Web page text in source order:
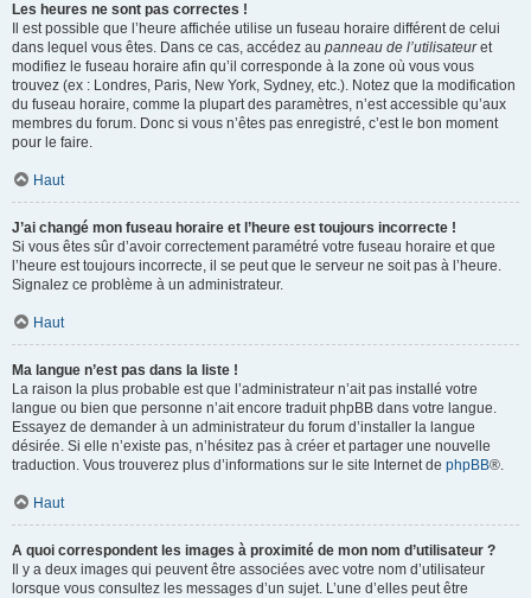
Les heures ne sont pas correctes !
Il est possible que l’heure affichée utilise un fuseau horaire différent de celui
dans lequel vous êtes. Dans ce cas, accédez au panneau de l’utilisateuret
modifiez le fuseau horaire afin qu’il corresponde à la zone où vous vous
trouvez (ex : Londres, Paris, New York, Sydney, etc.). Notez que la modification
du fuseau horaire, comme la plupart des paramètres, n’est accessible qu’aux
membres du forum. Donc si vous n’êtes pas enregistré, c’est le bon moment
pour le faire.
Haut
J’ai changé mon fuseau horaire et l’heure est toujours incorrecte !
Si vous êtes sûr d’avoir correctement paramétré votre fuseau horaire et que
l’heure est toujours incorrecte, il se peut que le serveur ne soit pas à l’heure.
Signalez ce problème à un administrateur.
Haut
Ma langue n’est pas dans la liste !
La raison la plus probable est que l’administrateur n’ait pas installé votre
langue ou bien que personne n’ait encore traduit phpBB dans votre langue.
Essayez de demander à un administrateur du forum d’installer la langue
désirée. Si elle n’existe pas, n’hésitez pas à créer et partager une nouvelle
traduction. Vous trouverez plus d’informations sur le site Internet de phpBB®.
Haut
A quoi correspondent les images à proximité de mon nom d’utilisateur ?
Il y a deux images qui peuvent être associées avec votre nom d’utilisateur
lorsque vous consultez les messages d’un sujet. L’une d’elles peut être